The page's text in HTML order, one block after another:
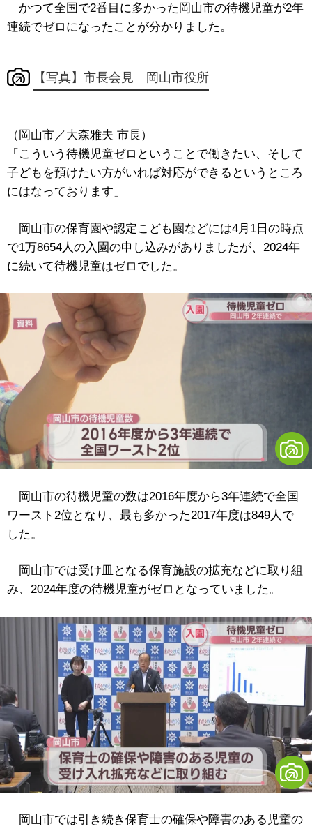
かつて全国で2番目に多かった岡山市の待機児童が2年
連続でゼロになったことが分かりました。
【写真】市長会見 岡山市役所
（岡山市／大森雅夫 市長）
「こういう待機児童ゼロということで働きたい、そして
子どもを預けたい方がいれば対応ができるというところ
にはなっております」
岡山市の保育園や認定こども園などには4月1日の時点
で1万8654人の入園の申し込みがありましたが、2024年
に続いて待機児童はゼロでした。
岡山市の待機児童の数は2016年度から3年連続で全国
ワースト2位となり、最も多かった2017年度は849人で
した。
岡山市では受け皿となる保育施設の拡充などに取り組
み、2024年度の待機児童がゼロとなっていました。
岡山市では引き続き保育士の確保や障害のある児童の